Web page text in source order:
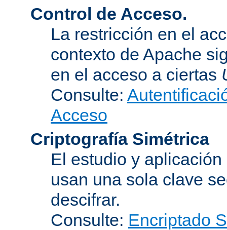
Control de Acceso.
La restricción en el
contexto de Apache
en el acceso a ciertas
Consulte:
Acceso
Criptografía Simétrica
El estudio y
usan una sola clave
descifrar.
Consulte: Encriptado